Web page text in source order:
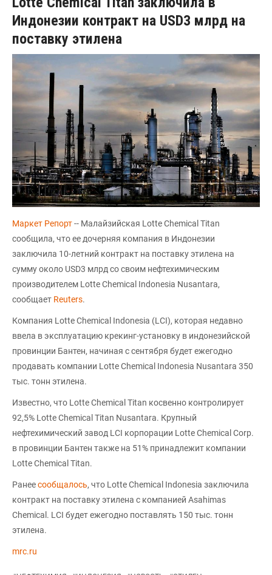
Индонезии контракт на USD3 млрд на
поставку этилена
Маркет Репорт-- Малайзийская Lotte Chemical Titan
сообщила, что ее дочерняя компания в Индонезии
заключила 10-летний контракт на поставку этилена на
сумму около USD3 млрд со своим нефтехимическим
производителем Lotte Chemical Indonesia Nusantara,
сообщает Reuters.
Компания Lotte Chemical Indonesia (LCI), которая недавно
ввела в эксплуатацию крекинг-установку в индонезийской
провинции Бантен, начиная с сентября будет ежегодно
продавать компании Lotte Chemical Indonesia Nusantara 350
тыс. тонн этилена.
Известно, что Lotte Chemical Titan косвенно контролирует
92,5% Lotte Chemical Titan Nusantara. Крупный
нефтехимический завод LCI корпорации Lotte Chemical Corp.
в провинции Бантен также на 51% принадлежит компании
Lotte Chemical Titan.
Ранеесообщалось, что Lotte Chemical Indonesia заключила
контракт на поставку этилена с компанией Asahimas
Chemical. LCI будет ежегодно поставлять 150 тыс. тонн
этилена.
mrc.ru